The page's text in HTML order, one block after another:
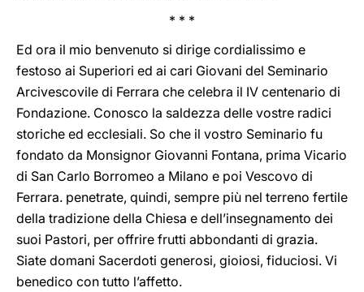
* * *
Ed ora il mio benvenuto si dirige cordialissimo e
festoso ai Superiori ed ai cari Giovani del Seminario
Arcivescovile di Ferrara che celebra il IV centenario di
Fondazione. Conosco la saldezza delle vostre radici
storiche ed ecclesiali. So che il vostro Seminario fu
fondato da Monsignor Giovanni Fontana, prima Vicario
di San Carlo Borromeo a Milano e poi Vescovo di
Ferrara. penetrate, quindi, sempre più nel terreno fertile
della tradizione della Chiesa e dell’insegnamento dei
suoi Pastori, per offrire frutti abbondanti di grazia.
Siate domani Sacerdoti generosi, gioiosi, fiduciosi. Vi
benedico con tutto l’affetto.